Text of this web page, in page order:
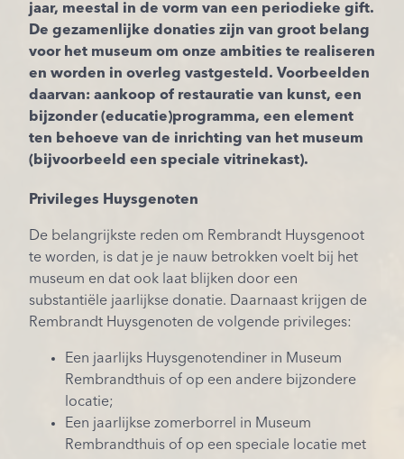
jaar, meestal in de vorm van een periodieke gift.
De gezamenlijke donaties zijn van groot belang
voor het museum om onze ambities te realiseren
en worden in overleg vastgesteld. Voorbeelden
daarvan: aankoop of restauratie van kunst, een
bijzonder (educatie)programma, een element
ten behoeve van de inrichting van het museum
(bijvoorbeeld een speciale vitrinekast).
Privileges Huysgenoten
De belangrijkste reden om Rembrandt Huysgenoot
te worden, is dat je je nauw betrokken voelt bij het
museum en dat ook laat blijken door een
substantiële jaarlijkse donatie. Daarnaast krijgen de
Rembrandt Huysgenoten de volgende privileges:
Een jaarlijks Huysgenotendiner in Museum
Rembrandthuis of op een andere bijzondere
locatie;
Een jaarlijkse zomerborrel in Museum
Rembrandthuis of op een speciale locatie met